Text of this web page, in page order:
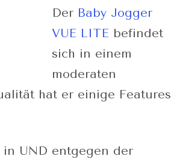
Der Baby Jogger
VUE LITE befindet
sich in einem
moderaten
hat er einige Features
in UND entgegen der